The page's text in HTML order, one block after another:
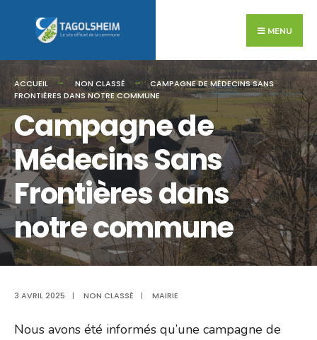
MENU
ACCUEIL NON CLASSÉ
CAMPAGNE DE MÉDECINS SANS
FRONTIÈRES DANS NOTRE COMMUNE
Campagne de
Médecins Sans
Frontières dans
notre commune
3 AVRIL 2025 | NON CLASSÉ | MAIRIE
Nous avons été informés qu’une campagne de
for: